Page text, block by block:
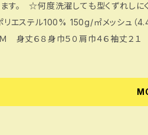
す。 ☆何度洗濯しても型くずれしに
テル100% 150g/㎡メッシュ（4.4oz）☆サイズ単位㎝
身丈６８身巾５０肩巾４６袖丈２